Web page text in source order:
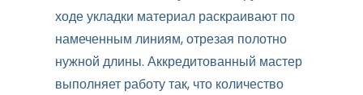
ходе укладки материал раскраивают по
намеченным линиям, отрезая полотно
нужной длины. Аккредитованный мастер
выполняет работу так, что количество